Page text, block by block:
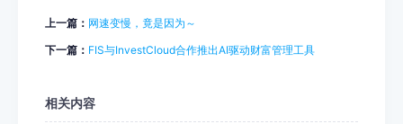
上一篇： 网速变慢，竟是因为～
下一篇： FIS与InvestCloud合作推出AI驱动财富管理工具
相关内容